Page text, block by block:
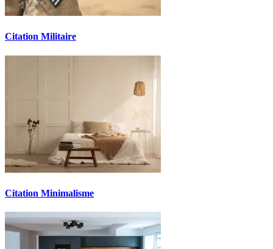
Citation Militaire
Citation Minimalisme